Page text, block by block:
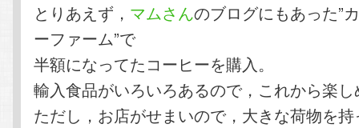
とりあえず， マムさんのブログにもあった”
ーファーム”で
半額になってたコーヒーを購入。
輸入食品がいろいろあるので，これから楽
ただし，お店がせまいので，大きな荷物を